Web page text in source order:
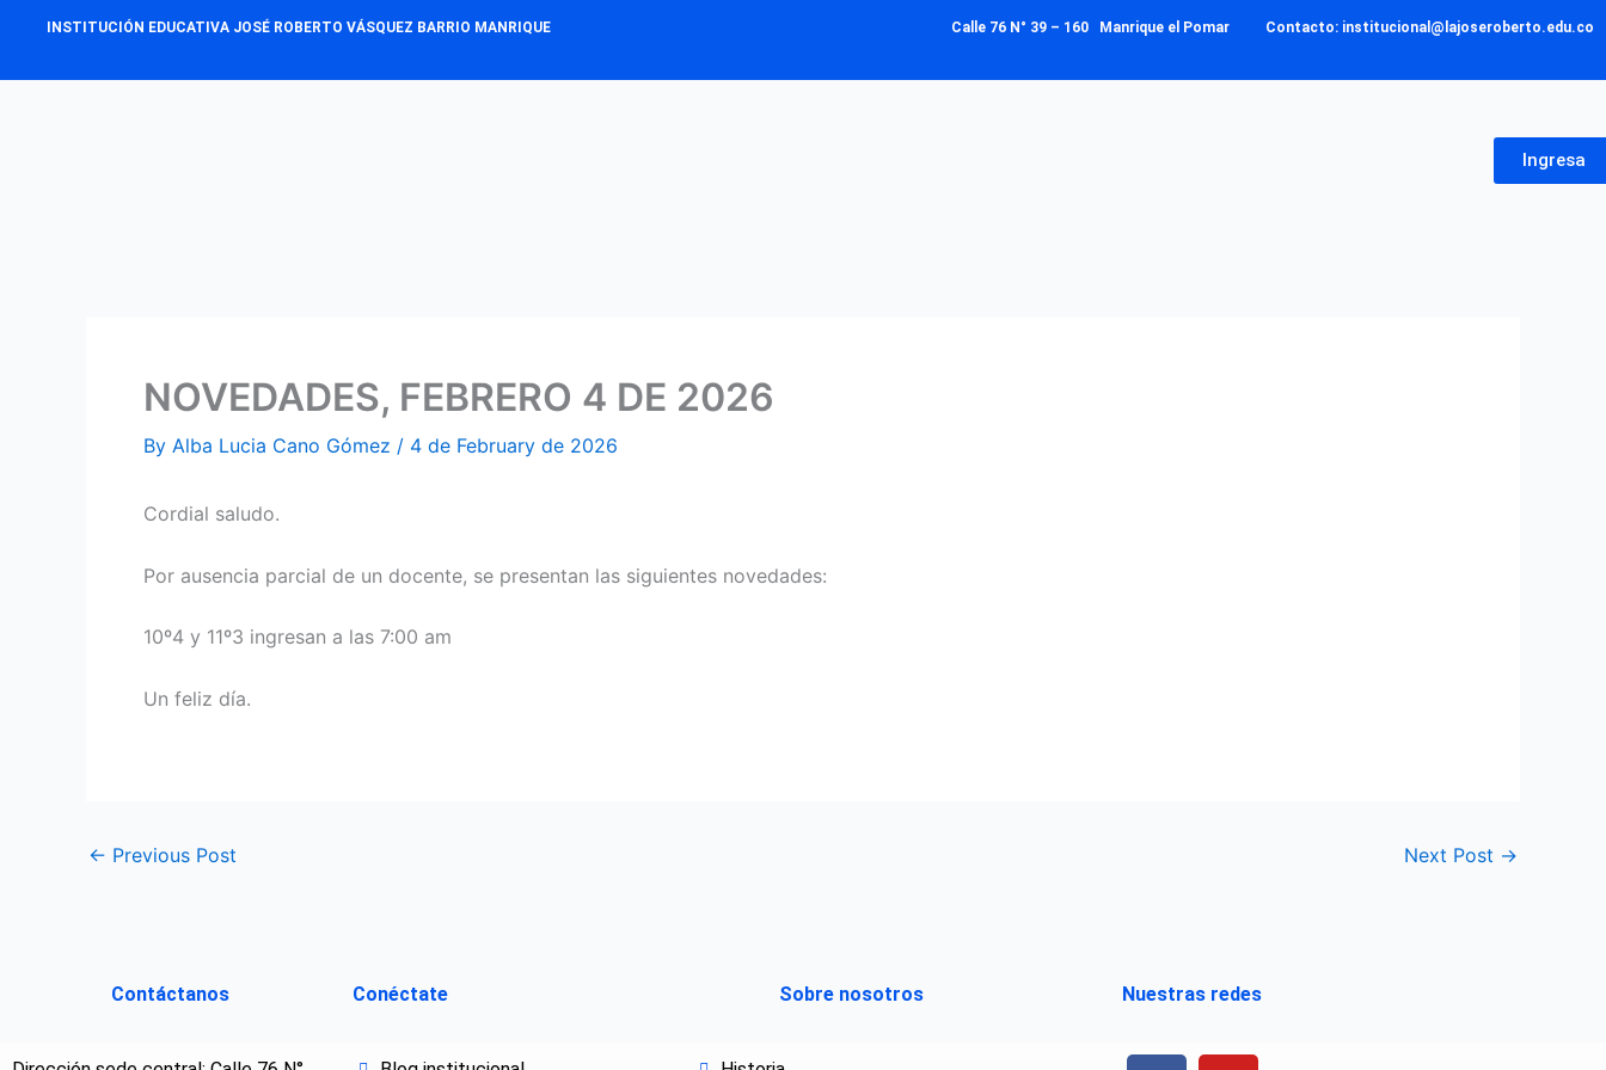
content
INSTITUCIÓN EDUCATIVA JOSÉ ROBERTO VÁSQUEZ BARRIO MANRIQUE Calle 76 N° 39 – 160 Manrique el Pomar Contacto: institucional@lajoseroberto.edu.co
Ingresa
NOVEDADES, FEBRERO 4 DE 2026
By Alba Lucia Cano Gómez / 4 de February de 2026
Cordial saludo.
Por ausencia parcial de un docente, se presentan las siguientes novedades:
10º4 y 11º3 ingresan a las 7:00 am
Un feliz día.
← Previous Post Next Post →
Contáctanos Conéctate Sobre nosotros Nuestras redes